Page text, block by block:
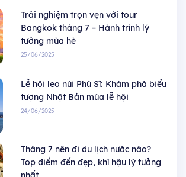
Trải nghiệm trọn vẹn với tour
Bangkok tháng 7 – Hành trình lý
tưởng mùa hè
25/06/2025
Lễ hội leo núi Phú Sĩ: Khám phá biểu
tượng Nhật Bản mùa lễ hội
24/06/2025
Tháng 7 nên đi du lịch nước nào?
Top điểm đến đẹp, khí hậu lý tưởng